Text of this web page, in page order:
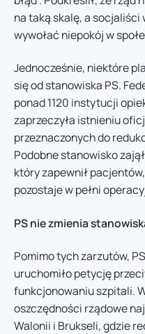
na taką skalę, a
wywołać niepokój w
Jednocześnie, niektóre
się od stanowiska PS.
ponad 1120 instytucji
zaprzeczyła istnieniu
przeznaczonych do
Podobne stanowisko
który zapewnił
pozostaje w pełni
PS nie zmienia
Pomimo tych zarzutów,
uruchomiło petycję
funkcjonowaniu szpitali.
oszczędności rządowe
Walonii i Brukseli, gdzie